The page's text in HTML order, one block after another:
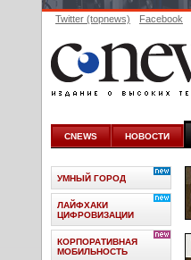
Twitter (topnews) Facebook
CNEWS НОВОСТИ
УМНЫЙ ГОРОД
ЛАЙФХАКИ
ЦИФРОВИЗАЦИИ
КОРПОРАТИВНАЯ
МОБИЛЬНОСТЬ